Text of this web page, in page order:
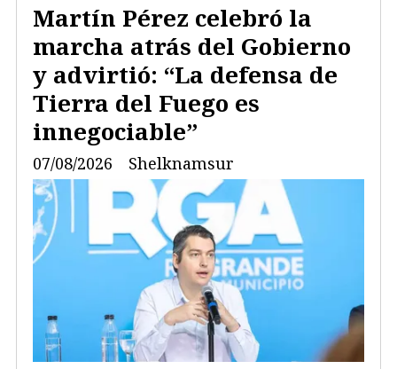
Martín Pérez celebró la
marcha atrás del Gobierno
y advirtió: “La defensa de
Tierra del Fuego es
innegociable”
Shelknamsur
07/08/2026